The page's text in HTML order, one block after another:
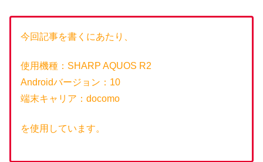
今回記事を書くにあたり、
使用機種：SHARP AQUOS R2
Androidバージョン：10
端末キャリア：docomo
を使用しています。